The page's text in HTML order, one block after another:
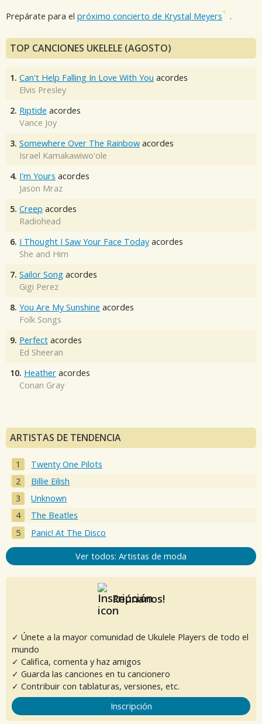
Prepárate para el próximo concierto de Krystal Meyers .
TOP CANCIONES UKELELE (AGOSTO)
1. Can't Help Falling In Love With You acordes
Elvis Presley
2. Riptide acordes
Vance Joy
3. Somewhere Over The Rainbow acordes
Israel Kamakawiwo'ole
4. I'm Yours acordes
Jason Mraz
5. Creep acordes
Radiohead
6. I Thought I Saw Your Face Today acordes
She and Him
7. Sailor Song acordes
Gigi Perez
8. You Are My Sunshine acordes
Folk Songs
9. Perfect acordes
Ed Sheeran
10. Heather acordes
Conan Gray
ARTISTAS DE TENDENCIA
Twenty One Pilots
Billie Eilish
Unknown
The Beatles
Panic! At The Disco
Ver todos: Artistas de moda
Reúnanos!
✓ Únete a la mayor comunidad de Ukulele Players de todo el
mundo
✓ Califica, comenta y haz amigos
✓ Guarda las canciones en tu cancionero
✓ Contribuir con tablaturas, versiones, etc.
Inscripción